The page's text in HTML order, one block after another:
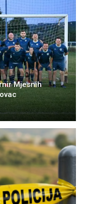
Mjesnih